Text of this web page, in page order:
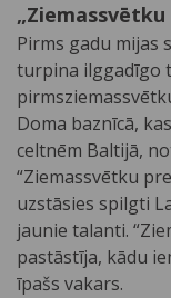
Pirms gadu mijas
turpina ilggadīgo
Doma baznīcā,
celtnēm Baltijā,
“Ziemassvētku
uzstāsies spilgti
jaunie talanti.
pastāstīja, kādu
īpašs vakars.